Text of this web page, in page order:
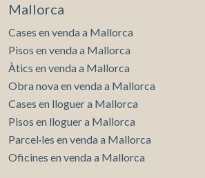
Mallorca
Cases en venda a Mallorca
Pisos en venda a Mallorca
Àtics en venda a Mallorca
Obra nova en venda a Mallorca
Cases en lloguer a Mallorca
Pisos en lloguer a Mallorca
Parcel·les en venda a Mallorca
Oficines en venda a Mallorca